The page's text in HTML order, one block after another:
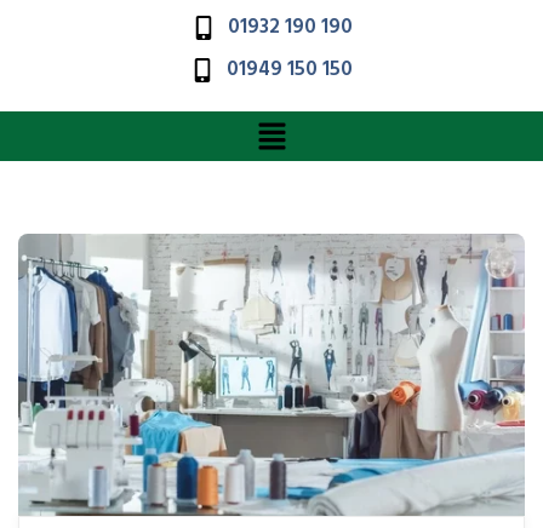
01932 190 190
01949 150 150